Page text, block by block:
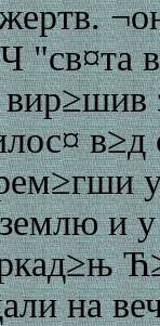
вир≥шив
и
на